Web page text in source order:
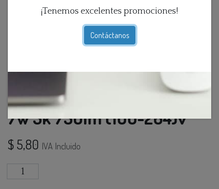
¡Tenemos excelentes promociones!
Contáctanos
Modulo Led Mini Ceramico
7w 3k 750lm (100-264)v
$ 5,80 IVA Incluido